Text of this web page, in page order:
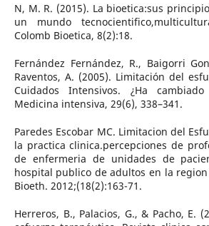
N, M. R. (2015). La bioetica:sus
un mundo
Colomb Bioetica, 8(2):18.
Fernández Fernández, R., Baigorri
Raventos, A. (2005). Limitación del
Cuidados Intensivos. ¿Ha
Medicina intensiva, 29(6), 338–341.
Paredes Escobar MC. Limitacion del
la practica clinica.percepciones de
de enfermeria de unidades de
hospital publico de adultos en la
Bioeth. 2012;(18(2):163-71.
Herreros, B., Palacios, G., & Pacho, E.